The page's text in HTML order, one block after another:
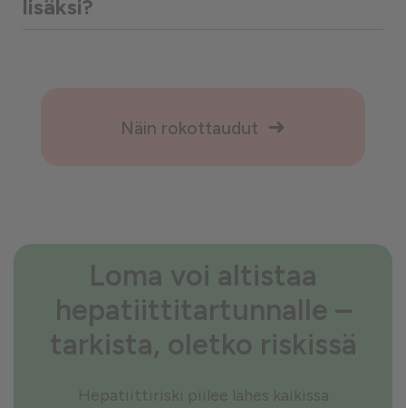
lisäksi?
Näin rokottaudut
Loma voi altistaa
hepatiittitartunnalle –
tarkista, oletko riskissä
Hepatiittiriski piilee lähes kaikissa